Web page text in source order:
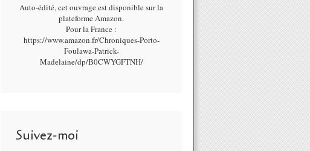
Auto-édité, cet ouvrage est disponible sur la
plateforme Amazon.
Pour la France :
https://www.amazon.fr/Chroniques-Porto-
Foulawa-Patrick-
Madelaine/dp/B0CWYGFTNH/
Suivez-moi